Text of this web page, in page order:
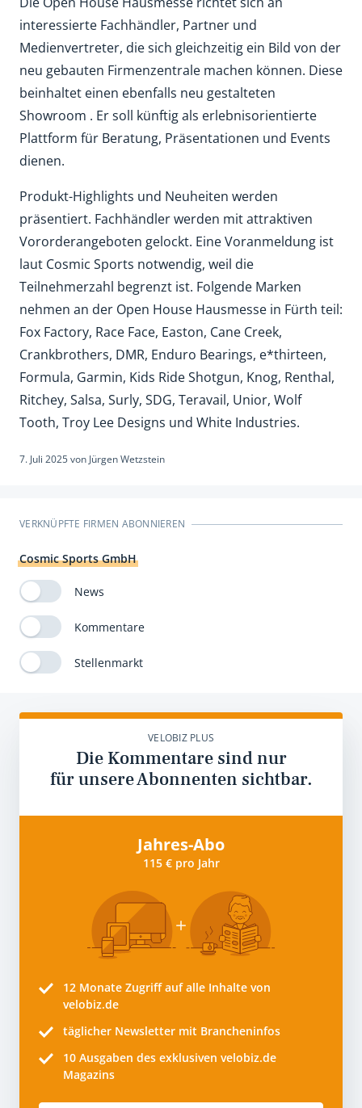
interessierte Fachhändler, Partner und
Medienvertreter, die sich gleichzeitig ein Bild von der
neu gebauten Firmenzentrale machen können. Diese
beinhaltet einen ebenfalls neu gestalteten
Showroom . Er soll künftig als erlebnisorientierte
Plattform für Beratung, Präsentationen und Events
dienen.
Produkt-Highlights und Neuheiten werden
präsentiert. Fachhändler werden mit attraktiven
Vororderangeboten gelockt. Eine Voranmeldung ist
laut Cosmic Sports notwendig, weil die
Teilnehmerzahl begrenzt ist. Folgende Marken
nehmen an der Open House Hausmesse in Fürth teil:
Fox Factory, Race Face, Easton, Cane Creek,
Crankbrothers, DMR, Enduro Bearings, e*thirteen,
Formula, Garmin, Kids Ride Shotgun, Knog, Renthal,
Ritchey, Salsa, Surly, SDG, Teravail, Unior, Wolf
Tooth, Troy Lee Designs und White Industries.
7. Juli 2025von Jürgen Wetzstein
VERKNÜPFTE FIRMEN ABONNIEREN
Cosmic Sports GmbH
News
Kommentare
Stellenmarkt
VELOBIZ PLUS
Die Kommentare sind nur
für unsere Abonnenten sichtbar.
Jahres-Abo
115 € pro Jahr
12 Monate Zugriff auf alle Inhalte von
velobiz.de
täglicher Newsletter mit Brancheninfos
10 Ausgaben des exklusiven velobiz.de
Magazins